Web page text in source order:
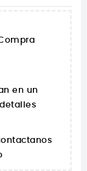
en un